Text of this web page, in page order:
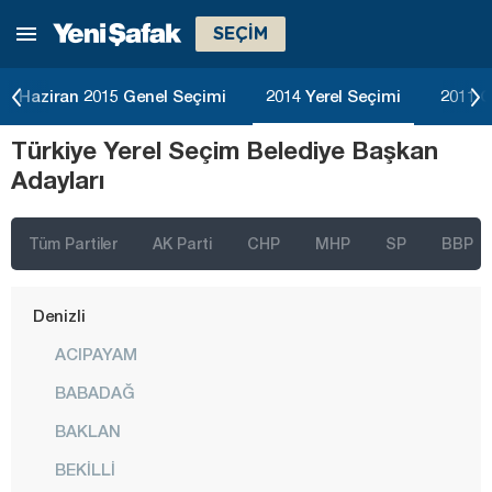
SEÇİM
Haziran 2015 Genel Seçimi 2014 Yerel Seçimi 2011
Türkiye Yerel Seçim Belediye Başkan
Adayları
Tüm Partiler AK Parti CHP MHP SP BBP
Bitlis
Bursa
Çanakkale
Çorum
Denizli
ACIPAYAM
BABADAĞ
BAKLAN
BEKİLLİ